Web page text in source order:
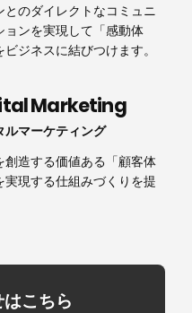
とのダイレクトなコミュニ
ョンを実現して「感動体
ビジネスに結びつけます。
Marketing
ルマーケティング
創造する価値ある「顧客体
実現する仕組みづくりを提
こちら